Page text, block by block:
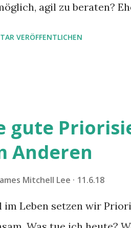
agil zu beraten?
VERÖFFENTLICHEN
gute
Anderen
Mitchell Lee 11.6.18
im Leben setzen wir